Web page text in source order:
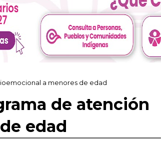
a menores de edad
de atención
edad